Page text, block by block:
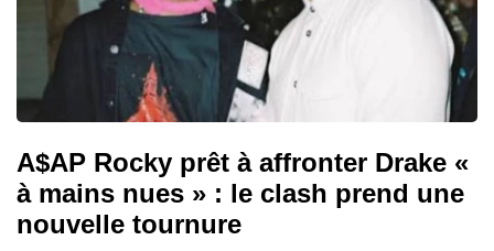
A$AP Rocky prêt à affronter Drake «
à mains nues » : le clash prend une
nouvelle tournure